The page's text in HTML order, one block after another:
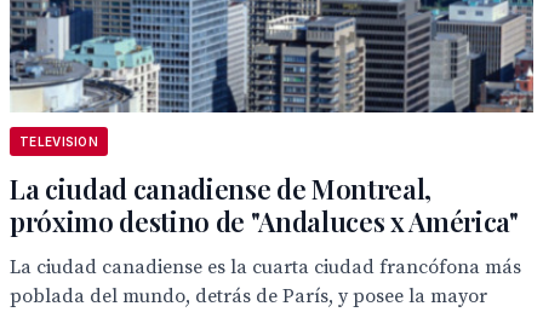
TELEVISION
La ciudad canadiense de Montreal,
próximo destino de "Andaluces x América"
La ciudad canadiense es la cuarta ciudad francófona más
poblada del mundo, detrás de París, y posee la mayor